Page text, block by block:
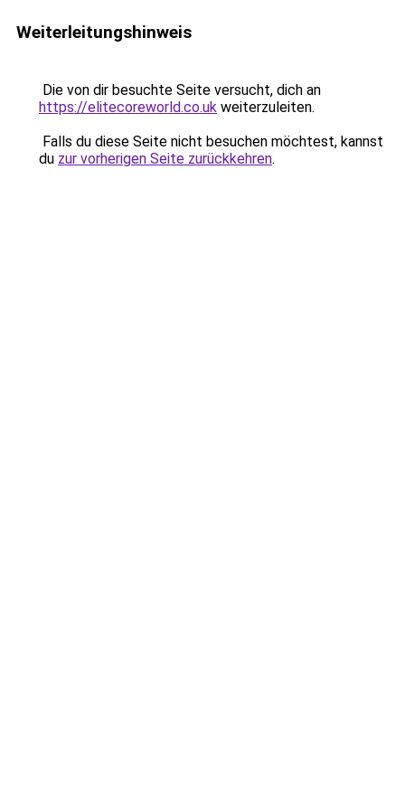
Weiterleitungshinweis
Die von dir besuchte Seite versucht, dich an
https://elitecoreworld.co.uk weiterzuleiten.
Falls du diese Seite nicht besuchen möchtest, kannst
du zur vorherigen Seite zurückkehren.